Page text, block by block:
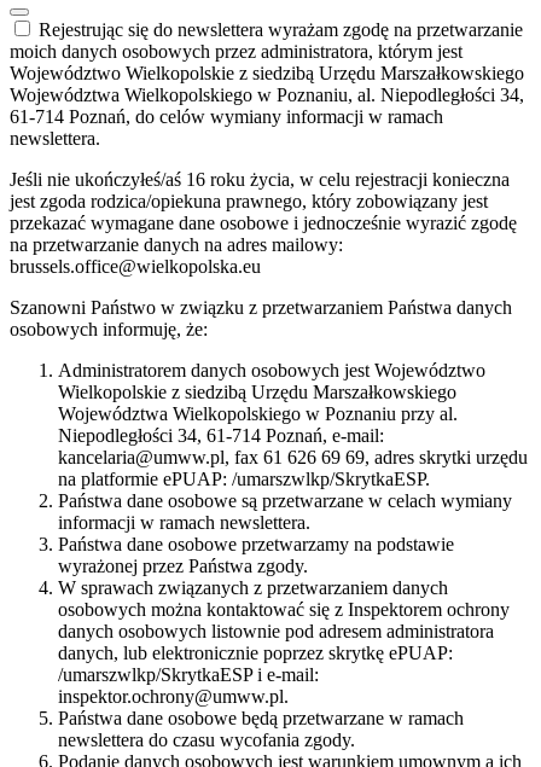
Rejestrując się do newslettera wyrażam zgodę na przetwarzanie
moich danych osobowych przez administratora, którym jest
Województwo Wielkopolskie z siedzibą Urzędu Marszałkowskiego
Województwa Wielkopolskiego w Poznaniu, al. Niepodległości 34,
61-714 Poznań, do celów wymiany informacji w ramach
newslettera.
Jeśli nie ukończyłeś/aś 16 roku życia, w celu rejestracji konieczna
jest zgoda rodzica/opiekuna prawnego, który zobowiązany jest
przekazać wymagane dane osobowe i jednocześnie wyrazić zgodę
na przetwarzanie danych na adres mailowy:
brussels.office@wielkopolska.eu
Szanowni Państwo w związku z przetwarzaniem Państwa danych
osobowych informuję, że:
Administratorem danych osobowych jest Województwo
Wielkopolskie z siedzibą Urzędu Marszałkowskiego
Województwa Wielkopolskiego w Poznaniu przy al.
Niepodległości 34, 61-714 Poznań, e-mail:
kancelaria@umww.pl, fax 61 626 69 69, adres skrytki urzędu
na platformie ePUAP: /umarszwlkp/SkrytkaESP.
Państwa dane osobowe są przetwarzane w celach wymiany
informacji w ramach newslettera.
Państwa dane osobowe przetwarzamy na podstawie
wyrażonej przez Państwa zgody.
W sprawach związanych z przetwarzaniem danych
osobowych można kontaktować się z Inspektorem ochrony
danych osobowych listownie pod adresem administratora
danych, lub elektronicznie poprzez skrytkę ePUAP:
/umarszwlkp/SkrytkaESP i e-mail:
inspektor.ochrony@umww.pl.
Państwa dane osobowe będą przetwarzane w ramach
newslettera do czasu wycofania zgody.
Podanie danych osobowych jest warunkiem umownym a ich